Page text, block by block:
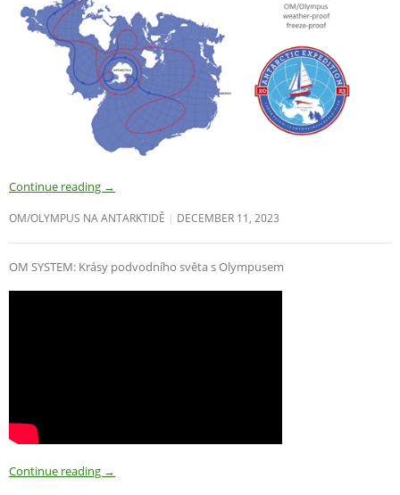
Continue reading →
OM/OLYMPUS NA ANTARKTIDĚ DECEMBER 11, 2023
OM SYSTEM: Krásy podvodního světa s Olympusem
Continue reading →